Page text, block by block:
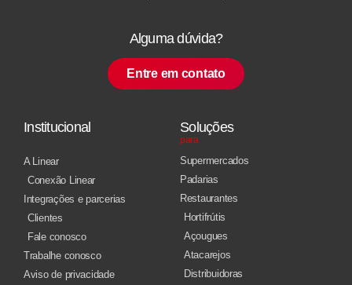
Alguma dúvida?
Entre em contato
Institucional
A Linear
Conexão Linear
Integrações e parcerias
Clientes
Fale conosco
Trabalhe conosco
Aviso de privacidade
Soluções
para
Supermercados
Padarias
Restaurantes
Hortifrútis
Açougues
Atacarejos
Distribuidoras